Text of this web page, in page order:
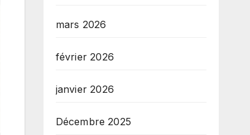
mars 2026
février 2026
janvier 2026
Décembre 2025